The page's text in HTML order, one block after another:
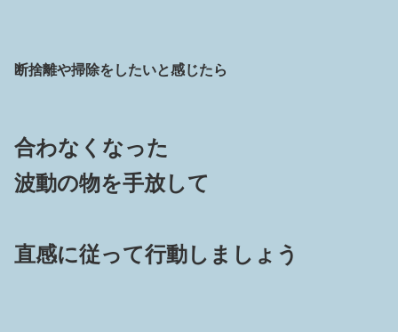
断捨離や掃除をしたいと感じたら
合わなくなった
波動の物を手放して
直感に従って行動しましょう